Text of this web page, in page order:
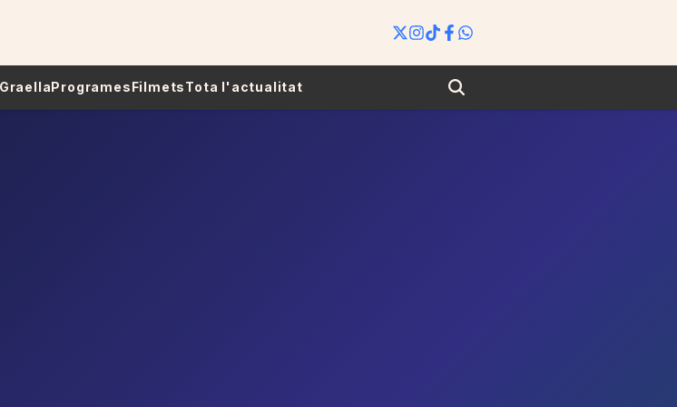
GraellaProgramesFilmetsTota l'actualitat Search